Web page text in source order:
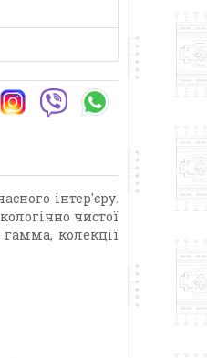
інтер'єру.
чистої
колекції